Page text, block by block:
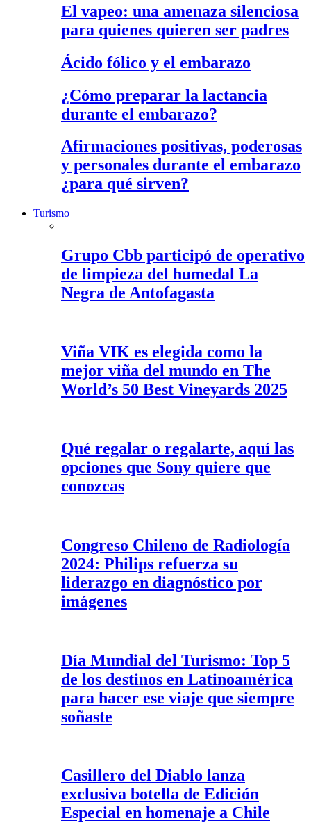
El vapeo: una amenaza silenciosa
para quienes quieren ser padres
Ácido fólico y el embarazo
¿Cómo preparar la lactancia
durante el embarazo?
Afirmaciones positivas, poderosas
y personales durante el embarazo
¿para qué sirven?
Turismo
Grupo Cbb participó de operativo
de limpieza del humedal La
Negra de Antofagasta
Viña VIK es elegida como la
mejor viña del mundo en The
World’s 50 Best Vineyards 2025
Qué regalar o regalarte, aquí las
opciones que Sony quiere que
conozcas
Congreso Chileno de Radiología
2024: Philips refuerza su
liderazgo en diagnóstico por
imágenes
Día Mundial del Turismo: Top 5
de los destinos en Latinoamérica
para hacer ese viaje que siempre
soñaste
Casillero del Diablo lanza
exclusiva botella de Edición
Especial en homenaje a Chile